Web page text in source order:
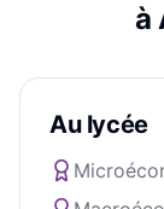
à
Au lycée